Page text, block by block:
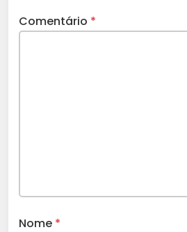
Comentário *
Nome *